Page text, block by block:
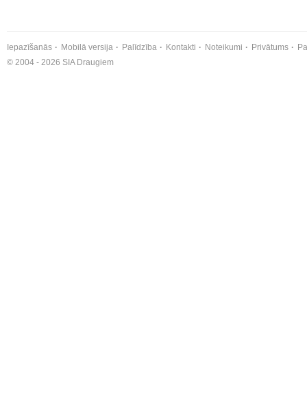
Iepazīšanās Mobilā versija Palīdzība Kontakti Noteikumi Privātums
© 2004 - 2026 SIA Draugiem